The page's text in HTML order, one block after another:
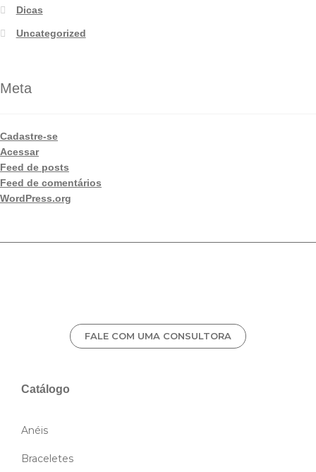
Dicas
Uncategorized
Meta
Cadastre-se
Acessar
Feed de posts
Feed de comentários
WordPress.org
FALE COM UMA CONSULTORA
Catálogo
Anéis
Braceletes